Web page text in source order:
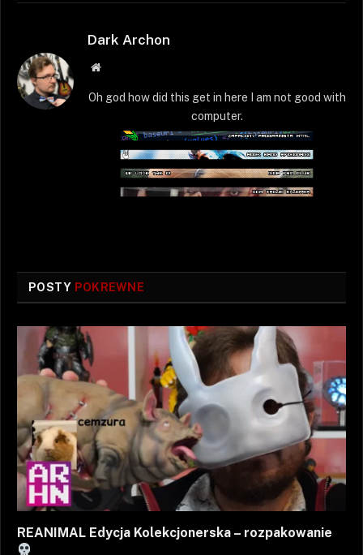
Dark Archon
Strona
Oh god how did this get in here I am not good with
computer.
POSTY POKREWNE
REANIMAL Edycja Kolekcjonerska – rozpakowanie